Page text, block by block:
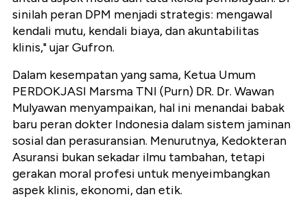
sinilah peran DPM menjadi strategis: mengawal
kendali mutu, kendali biaya, dan akuntabilitas
klinis," ujar Gufron.
Dalam kesempatan yang sama, Ketua Umum
PERDOKJASI Marsma TNI (Purn) DR. Dr. Wawan
Mulyawan menyampaikan, hal ini menandai babak
baru peran dokter Indonesia dalam sistem jaminan
sosial dan perasuransian. Menurutnya, Kedokteran
Asuransi bukan sekadar ilmu tambahan, tetapi
gerakan moral profesi untuk menyeimbangkan
aspek klinis, ekonomi, dan etik.